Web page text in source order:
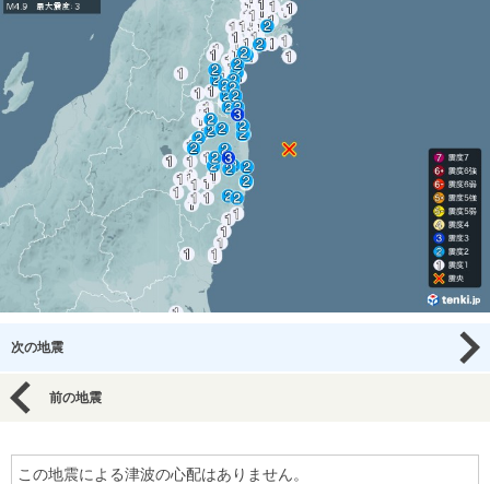
次の地震
前の地震
この地震による津波の心配はありません。